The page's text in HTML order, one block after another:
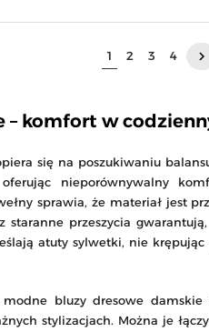
1 2 3 4 keyboard_arrow_right
– komfort w
się na poszukiwaniu
nieporównywalny
sprawia, że materiał jest
staranne przeszycia
atuty sylwetki, nie
modne bluzy dresowe
stylizacjach. Można je